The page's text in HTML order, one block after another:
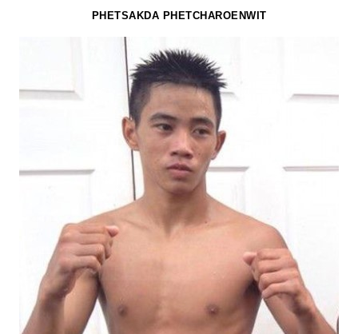
PHETSAKDA PHETCHAROENWIT